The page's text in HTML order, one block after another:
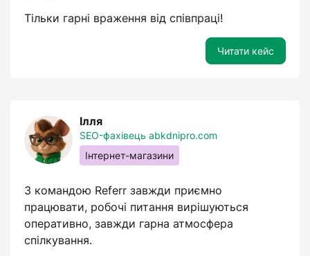
Тільки гарні враження від співпраці!
Читати кейс
Ілля
SEO-фахівець abkdnipro.com
Інтернет-магазини
З командою Referr завжди приємно
працювати, робочі питання вирішуються
оперативно, завжди гарна атмосфера
спілкування.